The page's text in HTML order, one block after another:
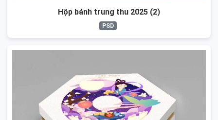
Hộp bánh trung thu 2025 (2)
PSD